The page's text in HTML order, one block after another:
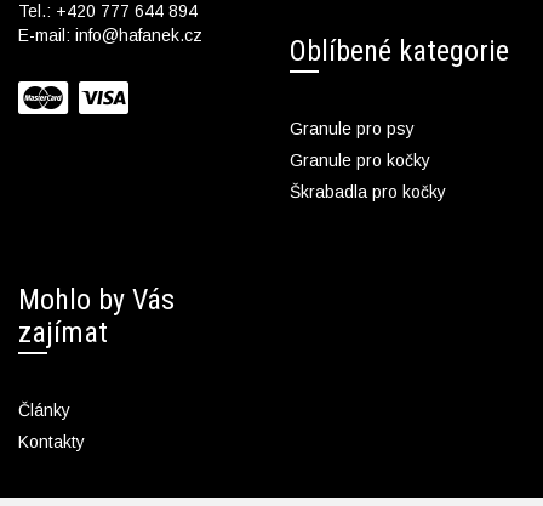
Tel.: +420 777 644 894
E-mail: info@hafanek.cz Oblíbené kategorie
Granule pro psy
Granule pro kočky
Škrabadla pro kočky
Mohlo by Vás
zajímat
Články
Kontakty